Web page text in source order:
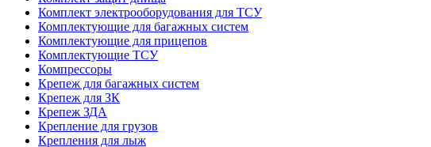
Комплект электрооборудования для ТСУ
Комплектующие для багажных систем
Комплектующие для прицепов
Комплектующие ТСУ
Компрессоры
Крепеж для багажных систем
Крепеж для ЗК
Крепеж ЗДА
Крепление для грузов
Крепления для лыж